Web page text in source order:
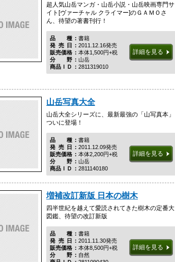
超人気山岳マンガ・山岳小説・山岳映画専門サ
イト[ヴァーチャル クライマー]のＧＡＭＯさ
ん、待望の著書刊行！
品種書籍
発売日 2011.12.16発売
販売価格
本体1,500円+税
分野山岳
商品ＩＤ
2811319010
詳細を見る
山岳写真大全
山岳大全シリーズに、最新最強の「山写真本」
ついに登場！
品種書籍
発売日 2011.12.09発売
販売価格
本体2,200円+税
分野山岳
商品ＩＤ
2811140180
詳細を見る
増補改訂新版 日本の樹木
四半世紀を越えて愛読されてきた樹木の定番大
図鑑、待望の改訂新版
品種書籍
発売日 2011.11.30発売
販売価格
本体8,500円+税
分野自然
詳細を見る